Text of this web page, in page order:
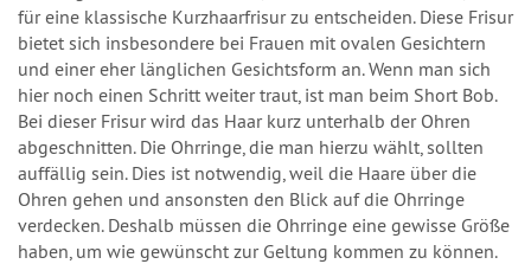
für eine klassische Kurzhaarfrisur zu entscheiden. Diese Frisur
bietet sich insbesondere bei Frauen mit ovalen Gesichtern
und einer eher länglichen Gesichtsform an. Wenn man sich
hier noch einen Schritt weiter traut, ist man beim Short Bob.
Bei dieser Frisur wird das Haar kurz unterhalb der Ohren
abgeschnitten. Die Ohrringe, die man hierzu wählt, sollten
auffällig sein. Dies ist notwendig, weil die Haare über die
Ohren gehen und ansonsten den Blick auf die Ohrringe
verdecken. Deshalb müssen die Ohrringe eine gewisse Größe
haben, um wie gewünscht zur Geltung kommen zu können.